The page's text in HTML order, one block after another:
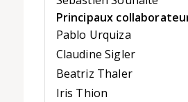
Principaux
Pablo Urquiza
Claudine Sigler
Beatriz Thaler
Iris Thion